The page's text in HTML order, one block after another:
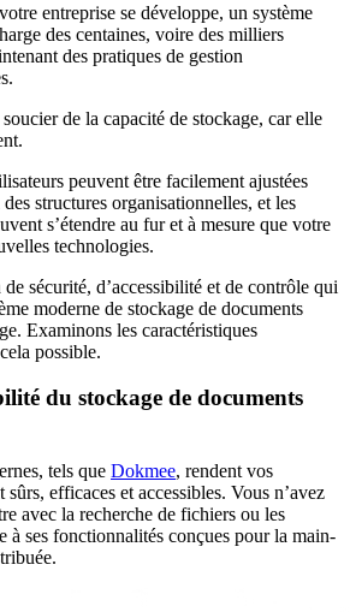
entreprise se développe, un système
des centaines, voire des milliers
des pratiques de gestion
de la capacité de stockage, car elle
peuvent être facilement ajustées
structures organisationnelles, et les
s’étendre au fur et à mesure que votre
technologies.
sécurité, d’accessibilité et de contrôle qui
moderne de stockage de documents
Examinons les caractéristiques
possible.
du stockage de documents
tels que Dokmee, rendent vos
efficaces et accessibles. Vous n’avez
avec la recherche de fichiers ou les
à ses fonctionnalités conçues pour la main-